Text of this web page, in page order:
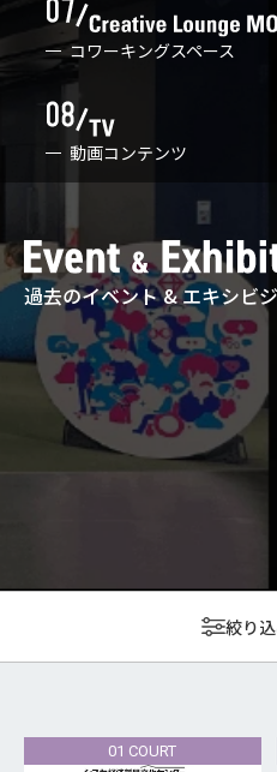
コワーキングスペース
動画コンテンツ
過去のイベント & エキシビ
絞り
01 COURT